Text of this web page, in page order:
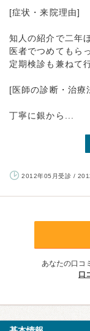
[症状・来院理由]
知人の紹介で二年
医者でつめてもら
定期検診も兼ねて
[医師の診断・治療
丁寧に銀から...
2012年05月受診 /
あなたの口コ
口